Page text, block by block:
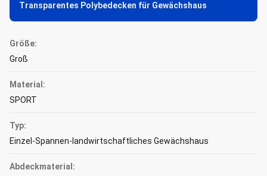
Transparentes Polybedecken für Gewächshaus
Größe:
Groß
Material:
SPORT
Typ:
Einzel-Spannen-landwirtschaftliches Gewächshaus
Abdeckmaterial: